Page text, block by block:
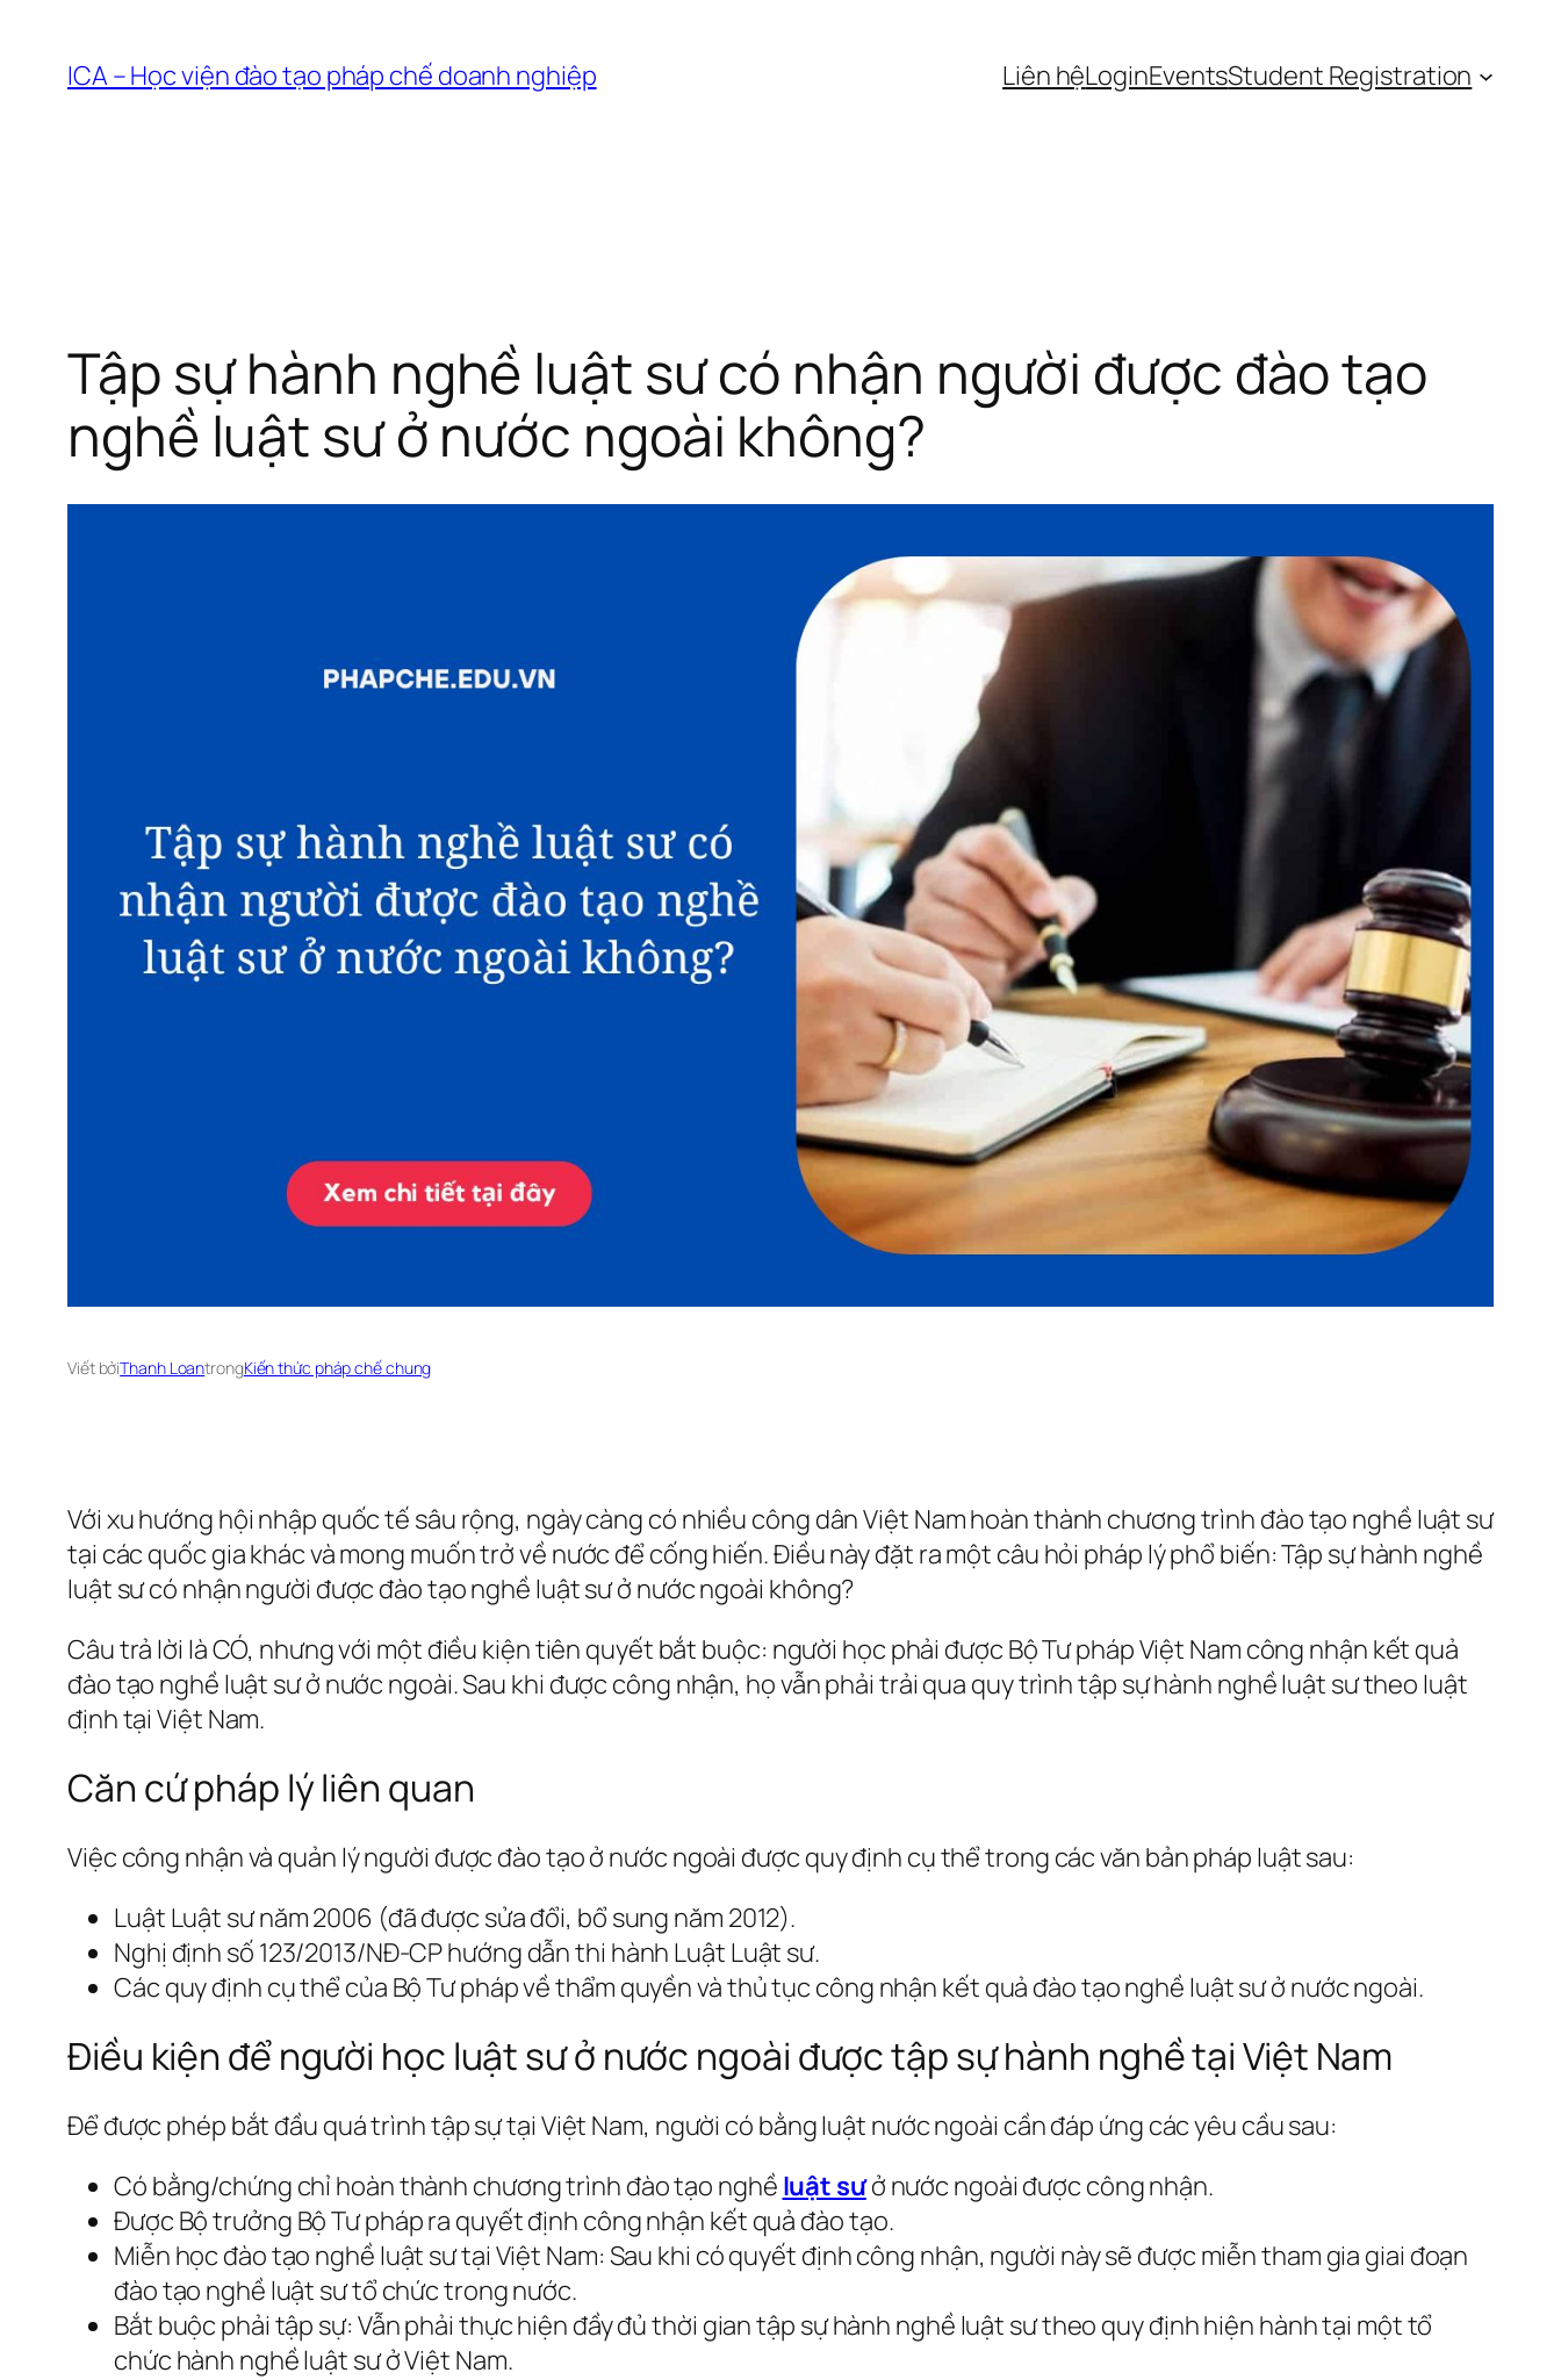
ICA – Học viện đào tạo pháp chế doanh nghiệp Liên hệLoginEventsStudent Registration
Tập sự hành nghề luật sư có nhận người được đào tạo
nghề luật sư ở nước ngoài không?
Viết bởiThanh LoantrongKiến thức pháp chế chung
Với xu hướng hội nhập quốc tế sâu rộng, ngày càng có nhiều công dân Việt Nam hoàn thành chương trình đào tạo nghề luật sư
tại các quốc gia khác và mong muốn trở về nước để cống hiến. Điều này đặt ra một câu hỏi pháp lý phổ biến: Tập sự hành nghề
luật sư có nhận người được đào tạo nghề luật sư ở nước ngoài không?
Câu trả lời là CÓ, nhưng với một điều kiện tiên quyết bắt buộc: người học phải được Bộ Tư pháp Việt Nam công nhận kết quả
đào tạo nghề luật sư ở nước ngoài. Sau khi được công nhận, họ vẫn phải trải qua quy trình tập sự hành nghề luật sư theo luật
định tại Việt Nam.
Căn cứ pháp lý liên quan
Việc công nhận và quản lý người được đào tạo ở nước ngoài được quy định cụ thể trong các văn bản pháp luật sau:
Luật Luật sư năm 2006 (đã được sửa đổi, bổ sung năm 2012).
Nghị định số 123/2013/NĐ-CP hướng dẫn thi hành Luật Luật sư.
Các quy định cụ thể của Bộ Tư pháp về thẩm quyền và thủ tục công nhận kết quả đào tạo nghề luật sư ở nước ngoài.
Điều kiện để người học luật sư ở nước ngoài được tập sự hành nghề tại Việt Nam
Để được phép bắt đầu quá trình tập sự tại Việt Nam, người có bằng luật nước ngoài cần đáp ứng các yêu cầu sau:
Có bằng/chứng chỉ hoàn thành chương trình đào tạo nghề luật sưở nước ngoài được công nhận.
Được Bộ trưởng Bộ Tư pháp ra quyết định công nhận kết quả đào tạo.
Miễn học đào tạo nghề luật sư tại Việt Nam: Sau khi có quyết định công nhận, người này sẽ được miễn tham gia giai đoạn
đào tạo nghề luật sư tổ chức trong nước.
Bắt buộc phải tập sự: Vẫn phải thực hiện đầy đủ thời gian tập sự hành nghề luật sư theo quy định hiện hành tại một tổ
chức hành nghề luật sư ở Việt Nam.